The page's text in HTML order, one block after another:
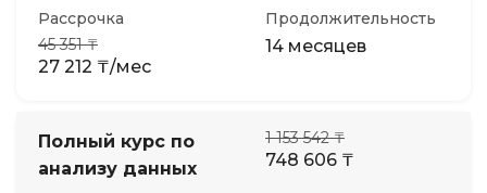
Рассрочка
45 351 ₸
27 212 ₸/мес
Продолжительность
14 месяцев
Полный курс по
анализу данных
1 153 542 ₸
748 606 ₸